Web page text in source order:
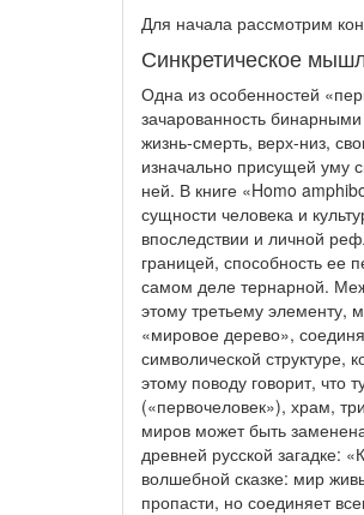
Для начала рассмотрим
Синкретическое
Одна из особенностей
зачарованность
жизнь-смерть, верх-низ,
изначально присущей уму
ней. В книге «Homo
сущности человека и
впоследствии и личной
границей, способность ее
самом деле тернарной.
этому третьему элементу,
«мировое дерево»,
символической структуре,
этому поводу говорит,
(«первочеловек»), храм,
миров может быть
древней русской загадке:
волшебной сказке: мир
пропасти, но соединяет